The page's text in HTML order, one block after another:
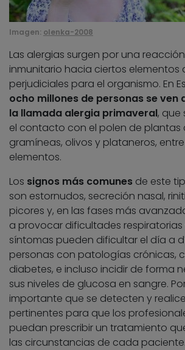
Imagen: olenka-2008
Las alergias surgen por una
inmunitario hacia ciertos elementos
perjudiciales para el organismo. En
ocho millones de personas se
la llamada alergia primaveral, que
el contacto con el polen de plantas
gramíneas, olivos y plataneros,
elementos.
Los signos más comunes de este
son estornudos, secreción nasal,
picores y, en las fases más
a provocar dificultades respiratorias
síntomas pueden dificultar el día a
personas con patologías crónicas,
diabetes, e incluso incidir de forma
sus niveles de glucosa en sangre.
importante que se detecten y
pertinentes para que los
puedan prescribir un tratamiento
las circunstancias de cada paciente.